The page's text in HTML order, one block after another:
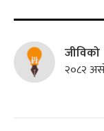
जीविको
२०८२